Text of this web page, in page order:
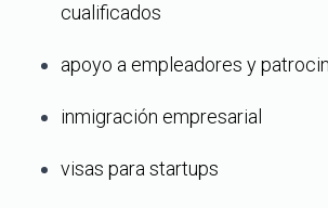
cualificados
apoyo a empleadores y
inmigración empresarial
visas para startups